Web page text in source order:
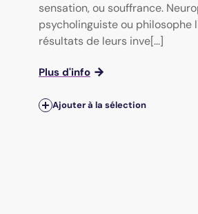
sensation, ou souffrance.
psycholinguiste ou philosophe
résultats de leurs inve[...]
Plus d'info
Ajouter à la sélection